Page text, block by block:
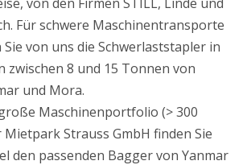
Für schwere Maschinentransporte
von uns die Schwerlaststapler in
zwischen 8 und 15 Tonnen von
und Mora.
Maschinenportfolio (> 300
Mietpark Strauss GmbH finden Sie
den passenden Bagger von Yanmar